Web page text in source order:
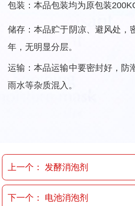
包装：本品包装均为原包装
储存：本品贮于阴凉、避风处，
年，无明显分层。
运输：本品运输中要密封好，防
雨水等杂质混入。
上一个： 发酵消泡剂
下一个： 电池消泡剂